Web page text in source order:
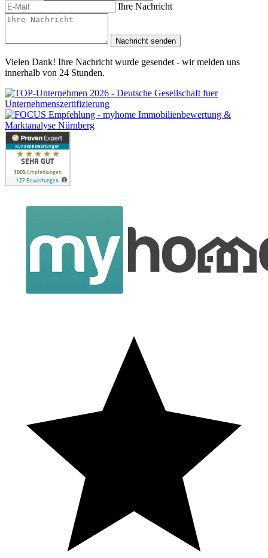
Ihre Nachricht
Nachricht senden
Vielen Dank! Ihre Nachricht wurde gesendet - wir melden uns
innerhalb von 24 Stunden.